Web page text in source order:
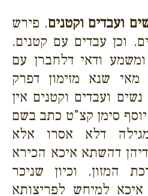
ועבדים וקטנים. פירש
וכן עבדים עם קטנים.
ודאי דלחברן עם
שנא מזימון דפרק
ועבדים וקטנים אין
יוסף סימן קצ"ט כתב בשם
דלא אסרו אלא
דהשתא איכא הכירא
המזון. וכיון שניכר
למיחש לפריצותא